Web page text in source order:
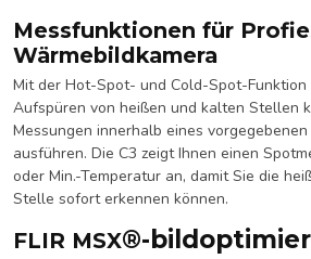
Messfunktionen für
Wärmebildkamera
Mit der Hot-Spot- und Cold-Spot-Funktion
Aufspüren von heißen und kalten Stellen
Messungen innerhalb eines
ausführen. Die C3 zeigt Ihnen einen
oder Min.-Temperatur an, damit Sie die
Stelle sofort erkennen können.
FLIR MSX®-